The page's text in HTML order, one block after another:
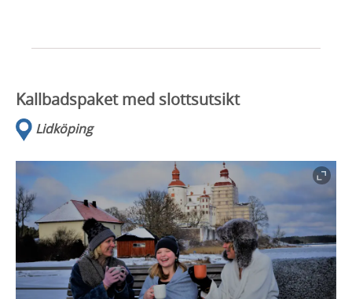
Kallbadspaket med slottsutsikt
Lidköping